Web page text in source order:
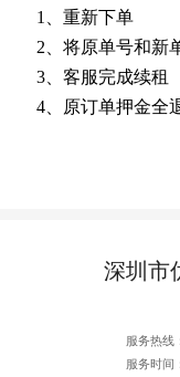
1、重新下单
2、将原单号和新
3、客服完成续租
4、原订单押金全
深圳市
服务热线：
服务时间：